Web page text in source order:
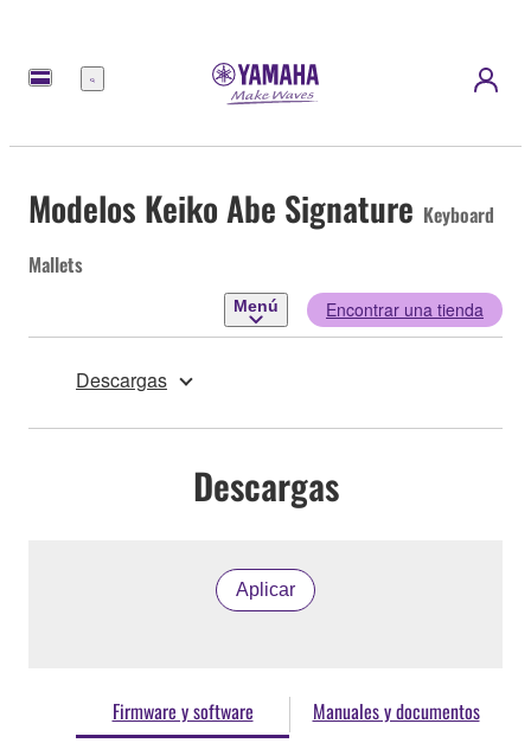
Menú
Modelos Keiko Abe Signature Keyboard
Mallets
Menú Encontrar una tienda
Descargas
Descargas
Aplicar
Firmware y software Manuales y documentos